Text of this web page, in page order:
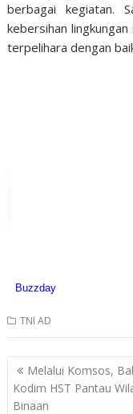
berbagai kegiatan.
kebersihan
terpelihara dengan
TNI AD
Post
navigation
Melalui Komsos,
Kodim HST Pantau
Binaan